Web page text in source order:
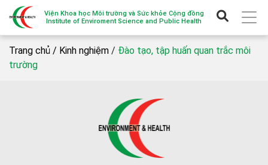
Viện Khoa học Môi trường và Sức khỏe Cộng đồng
Institute of Enviroment Science and Public Health
Trang chủ / Kinh nghiệm / Đào tạo, tập huấn quan trắc môi
trường